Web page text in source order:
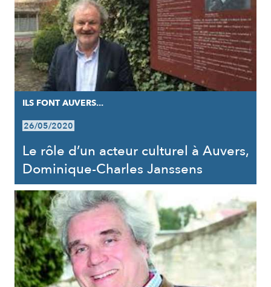
ILS FONT AUVERS...
26/05/2020
Le rôle d’un acteur culturel à Auvers,
Dominique-Charles Janssens